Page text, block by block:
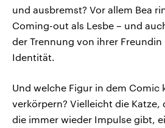
und ausbremst? Vor allem Bea
Coming-out als Lesbe – und
der Trennung von ihrer
Identität.
Und welche Figur in dem Comic
verkörpern? Vielleicht die Katze,
die immer wieder Impulse gibt,